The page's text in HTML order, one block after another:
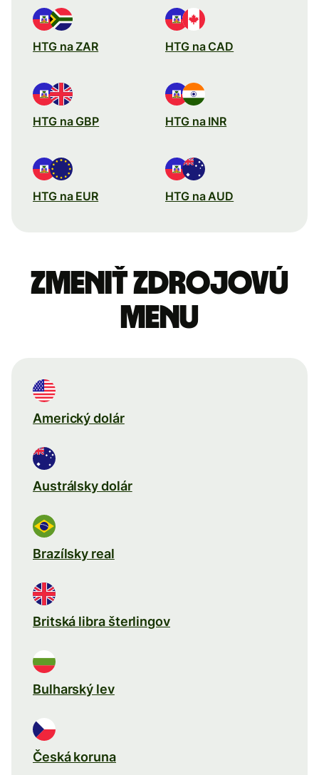
HTG na ZAR HTG na CAD
HTG na GBP HTG na INR
HTG na EUR HTG na AUD
Zmeniť zdrojovú
menu
Americký dolár
Austrálsky dolár
Brazílsky real
Britská libra šterlingov
Bulharský lev
Česká koruna